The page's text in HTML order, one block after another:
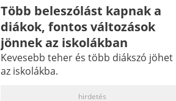
Több beleszólást kapnak a
diákok, fontos változások
jönnek az iskolákban
Kevesebb teher és több diákszó jöhet
az iskolákba.
hirdetés